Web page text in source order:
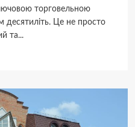
торговельною
десятиліть. Це не просто
та...